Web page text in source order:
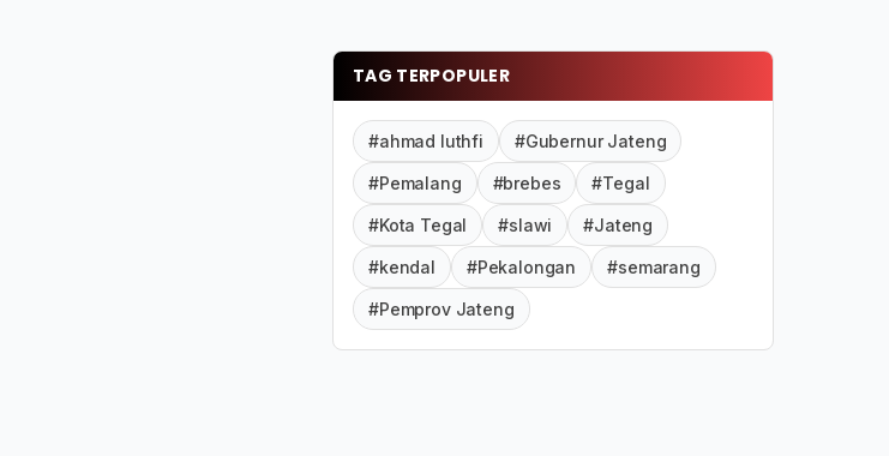
TAG TERPOPULER
#ahmad luthfi #Gubernur Jateng
#Pemalang #brebes #Tegal
#Kota Tegal #slawi #Jateng
#kendal #Pekalongan #semarang
#Pemprov Jateng